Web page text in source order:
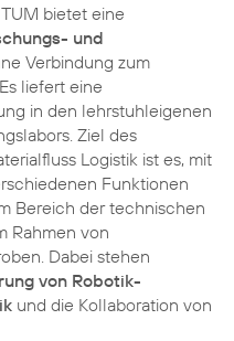
bietet eine
und
Verbindung zum
liefert eine
in den lehrstuhleigenen
Ziel des
Logistik ist es, mit
Funktionen
Bereich der technischen
Rahmen von
Dabei stehen
von Robotik-
und die Kollaboration von